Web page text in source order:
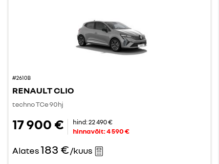
#2610B
RENAULT CLIO
techno TCe 90hj
17 900 € hind:22 490 €
hinnavõit:4 590 €
Alates183 €/kuus